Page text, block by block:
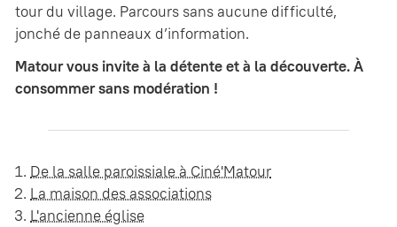
tour du village. Parcours sans aucune difficulté,
jonché de panneaux d’information.
Matour vous invite à la détente et à la découverte. À
consommer sans modération !
De la salle paroissiale à Ciné'Matour
La maison des associations
L'ancienne église